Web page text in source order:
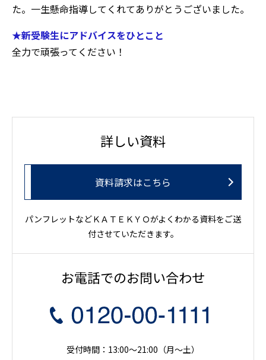
た。一生懸命指導してくれてありがとうございました。
★新受験生にアドバイスをひとこと
全力で頑張ってください！
詳しい資料
資料請求はこちら
パンフレットなどＫＡＴＥＫＹＯがよくわかる資料をご送
付させていただきます。
お電話でのお問い合わせ
受付時間：13:00～21:00（月〜土）